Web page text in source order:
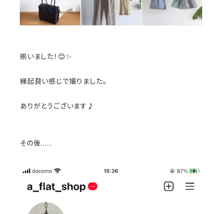
揃いました！😊✨
縁起良い感じで撮りました。
ありがとうございます♪
その後……